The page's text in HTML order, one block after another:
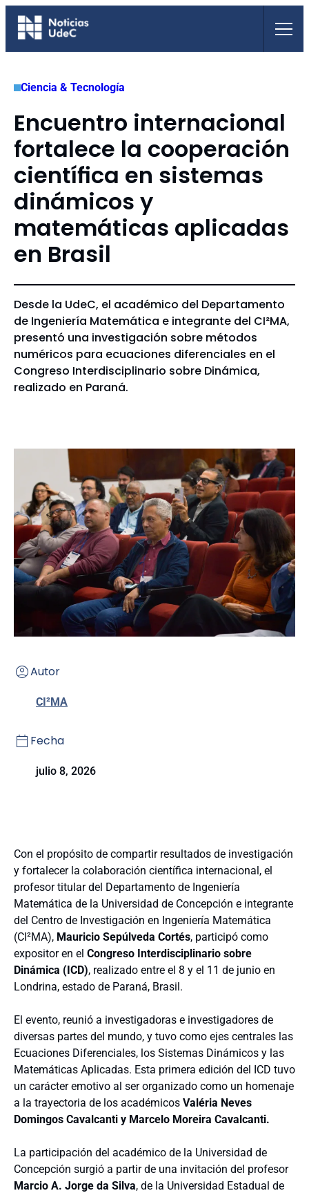
Saltar
Ciencia & Tecnología
Encuentro internacional
fortalece la cooperación
científica en sistemas
dinámicos y
matemáticas aplicadas
en Brasil
Desde la UdeC, el académico del Departamento
de Ingeniería Matemática e integrante del CI²MA,
presentó una investigación sobre métodos
numéricos para ecuaciones diferenciales en el
Congreso Interdisciplinario sobre Dinámica,
realizado en Paraná.
Autor
CI²MA
Fecha
julio 8, 2026
Con el propósito de compartir resultados de investigación
y fortalecer la colaboración científica internacional, el
profesor titular del Departamento de Ingeniería
Matemática de la Universidad de Concepción e integrante
del Centro de Investigación en Ingeniería Matemática
(CI²MA), Mauricio Sepúlveda Cortés, participó como
expositor en el Congreso Interdisciplinario sobre
Dinámica (ICD), realizado entre el 8 y el 11 de junio en
Londrina, estado de Paraná, Brasil.
El evento, reunió a investigadoras e investigadores de
diversas partes del mundo, y tuvo como ejes centrales las
Ecuaciones Diferenciales, los Sistemas Dinámicos y las
Matemáticas Aplicadas. Esta primera edición del ICD tuvo
un carácter emotivo al ser organizado como un homenaje
a la trayectoria de los académicos Valéria Neves
Domingos Cavalcanti y Marcelo Moreira Cavalcanti.
La participación del académico de la Universidad de
Concepción surgió a partir de una invitación del profesor
Marcio A. Jorge da Silva, de la Universidad Estadual de